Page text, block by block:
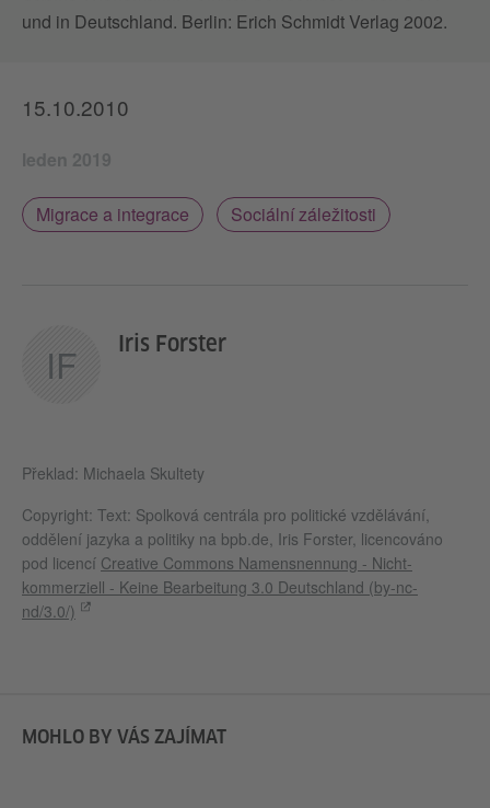
und in Deutschland. Berlin: Erich Schmidt Verlag 2002.
15.10.2010
leden 2019
Migrace a integrace Sociální záležitosti
IF Iris Forster
Překlad: Michaela Skultety
Copyright: Text: Spolková centrála pro politické vzdělávání,
oddělení jazyka a politiky na bpb.de, Iris Forster, licencováno
pod licencí Creative Commons Namensnennung - Nicht-
kommerziell - Keine Bearbeitung 3.0 Deutschland (by-nc-
nd/3.0/)
MOHLO BY VÁS ZAJÍMAT